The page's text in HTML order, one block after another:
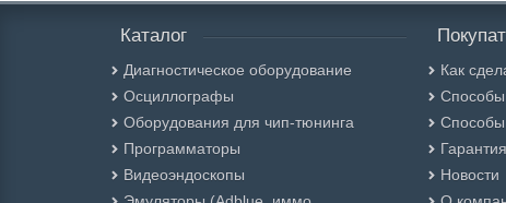
Каталог
Диагностическое оборудование
Осциллографы
Оборудования для чип-тюнинга
Программаторы
Видеоэндоскопы
Как
Способы
Новости